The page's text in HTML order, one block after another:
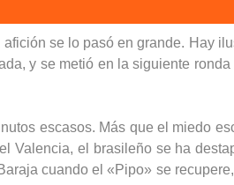
Mladenovic
Mamouni
se lo pasó en grande. Hay
y se metió en la siguiente
escasos. Más que el miedo
Valencia, el brasileño se ha
cuando el «Pipo» se